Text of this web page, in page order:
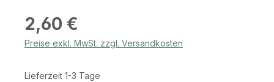
Regulärer Preis:
2,60 €
Preise exkl. MwSt. zzgl. Versandkosten
Lieferzeit 1-3 Tage